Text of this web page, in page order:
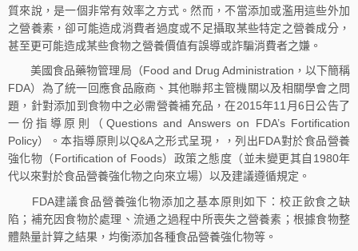
質來說，是一個非常有效率之方式。然而，不當添加或濫用這些外加
之營養素，卻可能造成消費者過度或不足攝取某些特定之營養成分，
甚至更可能造成某些食物之營養價值有誤導或詐騙消費者之嫌。
美國食品藥物管理局（Food and Drug Administration，以下簡稱
FDA）為了統一回應食品廠商、其他聯邦主管機關以及相關學會之問
題，針對添加到食物中之必需營養補充品，在2015年11月6日公告了
一份指導原則（Questions and Answers on FDA’s Fortification
Policy）。本指導原則以Q&A之形式呈現，，列出FDA對於食品營養
強化物（Fortification of Foods）政策之態度（並未變更其自1980年
代以來對於食品營養強化物之向來立場）以及建議遵循規定。
FDA建議食品營養強化物添加之基本原則如下：校正飲食之缺
陷；補充因食物於處理、流通之過程中所喪失之營養素；根據食物整
體熱量計算之結果，均衡添加各種食品營養強化物等。